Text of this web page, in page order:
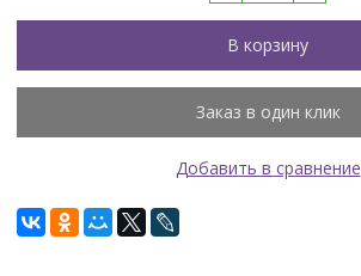
В корзину
Заказ в один клик
Добавить в сравнение